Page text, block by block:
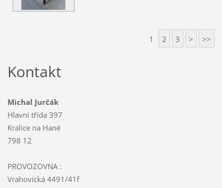
1 2 3 > >>
Kontakt
Michal Jurčák
Hlavní třída 397
Kralice na Hané
798 12
PROVOZOVNA :
Vrahovická 4491/41f